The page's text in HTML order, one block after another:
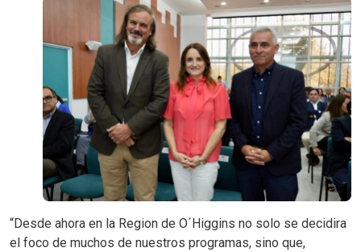
“Desde ahora en la Region de O´Higgins no solo se decidira
el foco de muchos de nuestros programas, sino que,